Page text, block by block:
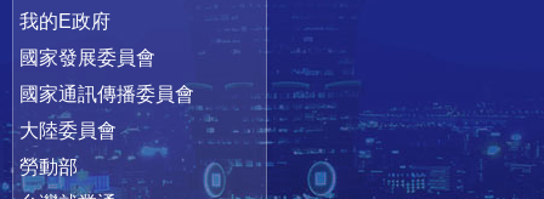
我的E政府
國家發展委員會
國家通訊傳播委員會
大陸委員會
勞動部